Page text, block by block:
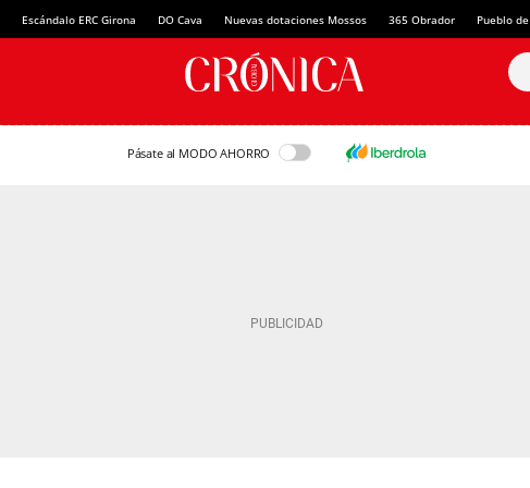
Escándalo ERC Girona DO Cava Nuevas dotaciones Mossos 365 Obrador Pueblo
Pásate al MODO AHORRO